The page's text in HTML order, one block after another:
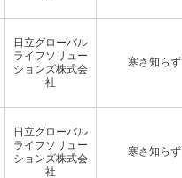
日立グローバル
ライフソリュー
ションズ株式会
社
寒さ知らず
日立グローバル
ライフソリュー
ションズ株式会
社
寒さ知らず